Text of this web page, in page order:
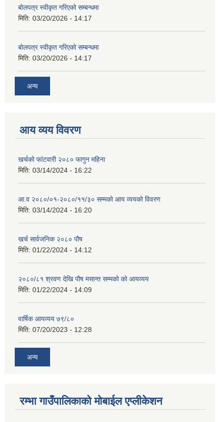
बोलपत्र स्वीकृत गरिएको सम्बन्धमा
मिति: 03/20/2026 - 14:17
बोलपत्र स्वीकृत गरिएको सम्बन्धमा
मिति: 03/20/2026 - 14:17
अन्य
आय व्यय विवरण
खर्चको फांटवारी २०८० फागुन महिना
मिति: 03/14/2024 - 16:22
आ.व २०८०/०१-२०८०/११/३० सम्मको आय व्ययको विवरण
मिति: 03/14/2024 - 16:20
खर्च सार्वजनिक २०८० पौष
मिति: 01/22/2024 - 14:12
२०८०/८१ श्रवण देखि पौष मसान्त सम्मको को आयव्यय
मिति: 01/22/2024 - 14:09
वार्षिक आयव्यय ७९/८०
मिति: 07/20/2023 - 12:28
अन्य
रम्भा गाउँपालिकाको मोबाईल एप्लीकेशन